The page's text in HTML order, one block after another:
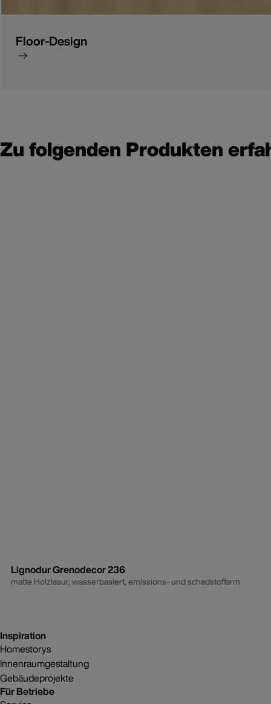
Floor-Design
Zu folgenden Produkten
Lignodur Grenodecor 236
matte Holzlasur, wasserbasiert, emissions- und schadstoffarm
Inspiration
Homestorys
Innenraumgestaltung
Gebäudeprojekte
Für Betriebe